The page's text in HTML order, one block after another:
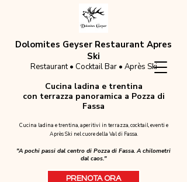
Dolomites Geyser Restaurant Apres
Ski
Restaurant • Cocktail Bar • Après Ski
Cucina ladina e trentina
con terrazza panoramica a Pozza di
Fassa
Cucina ladina e trentina, aperitivi in terrazza, cocktail, eventi e
Après Ski nel cuore della Val di Fassa.
"A pochi passi dal centro di Pozza di Fassa. A chilometri
dal caos."
PRENOTA ORA